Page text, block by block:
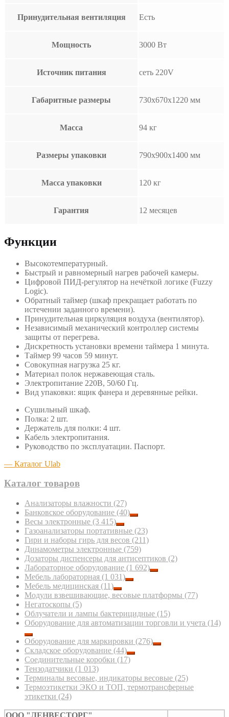
Принудительная вентиляция Есть
Мощность 3000 Вт
Источник питания сеть 220V
Габаритные размеры 730х670х1220 мм
Масса 94 кг
Размеры упаковки 790х900х1400 мм
Масса упаковки 120 кг
Гарантия 12 месяцев
Функции
Высокотемпературный.
Быстрый и равномерный нагрев рабочей камеры.
Цифровой ПИД-регулятор на нечёткой логике (Fuzzy
Logic).
Обратный таймер (шкаф прекращает работать по
истечении заданного времени).
Принудительная циркуляция воздуха (вентилятор).
Независимый механический контроллер системы
защиты от перегрева.
Дискретность установки времени таймера 1 минута.
Таймер 99 часов 59 минут.
Совокупная нагрузка 25 кг.
Материал полок нержавеющая сталь.
Электропитание 220В, 50/60 Гц.
Вид упаковки: ящик фанера и деревянные рейки.
Сушильный шкаф.
Полка: 2 шт.
Держатель для полки: 4 шт.
Кабель электропитания.
Руководство по эксплуатации. Паспорт.
— Каталог Ulab
Каталог товаров
Анализаторы влажности (27)
Банковское оборудование (40)
Весы электронные (3 415)
Газоанализаторы портативные (23)
Гири и наборы гирь для весов (211)
Динамометры электронные (759)
Дозаторы диспенсеры для антисептиков (2)
Лабораторное оборудование (1 692)
Мебель лабораторная (1 031)
Мебель медицинская (11)
Модули взвешивающие, весовые платформы (77)
Негатоскопы (5)
Облучатели и лампы бактерицидные (15)
Оборудование для автоматизации торговли и учета (14)
Оборудование для маркировки (276)
Складское оборудование (44)
Соединительные коробки (17)
Тензодатчики (1 013)
Терминалы весовые, индикаторы весовые (25)
Термоэтикетки ЭКО и ТОП, термотрансферные
этикетки (24)
ООО "ЛЕНВЕСТОРГ"